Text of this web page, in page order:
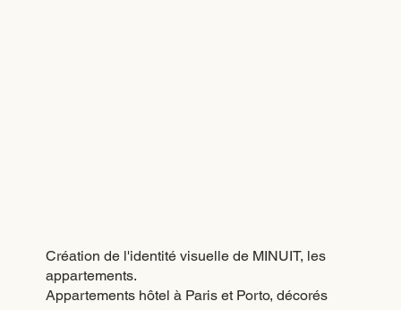
Création de l'identité visuelle de MINUIT, les
appartements.
Appartements hôtel à Paris et Porto, décorés